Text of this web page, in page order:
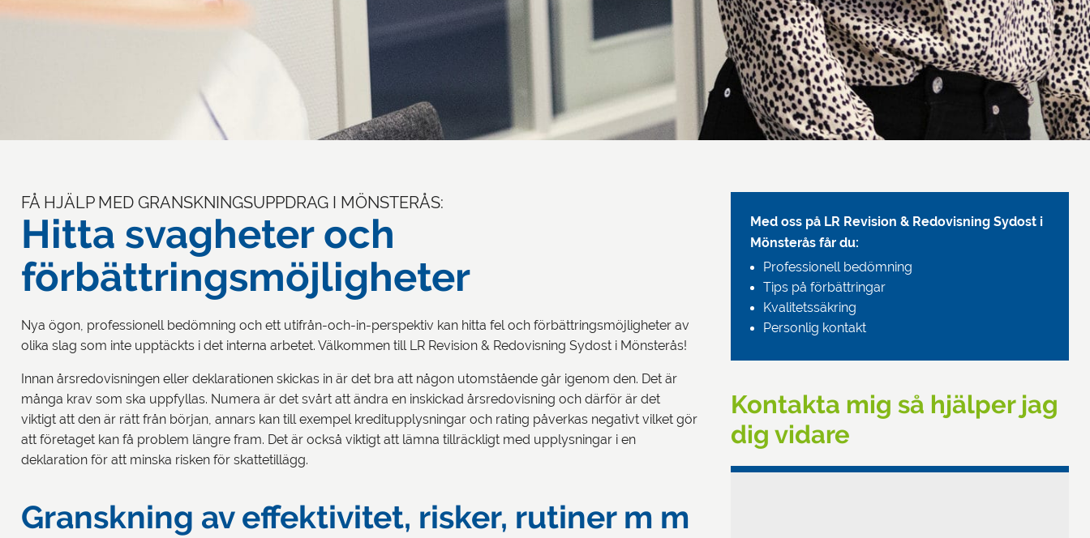
FÅ HJÄLP MED GRANSKNINGSUPPDRAG I MÖNSTERÅS:
Hitta svagheter och
förbättringsmöjligheter
Nya ögon, professionell bedömning och ett utifrån-och-in-perspektiv kan hitta fel och förbättringsmöjligheter av
olika slag som inte upptäckts i det interna arbetet. Välkommen till LR Revision & Redovisning Sydost i Mönsterås!
Innan årsredovisningen eller deklarationen skickas in är det bra att någon utomstående går igenom den. Det är
många krav som ska uppfyllas. Numera är det svårt att ändra en inskickad årsredovisning och därför är det
viktigt att den är rätt från början, annars kan till exempel kreditupplysningar och rating påverkas negativt vilket gör
att företaget kan få problem längre fram. Det är också viktigt att lämna tillräckligt med upplysningar i en
deklaration för att minska risken för skattetillägg.
Granskning av effektivitet, risker, rutiner m m
Med oss på LR Revision & Redovisning Sydost i
Mönsterås får du:
Professionell bedömning
Tips på förbättringar
Kvalitetssäkring
Personlig kontakt
Kontakta mig så hjälper jag
dig vidare